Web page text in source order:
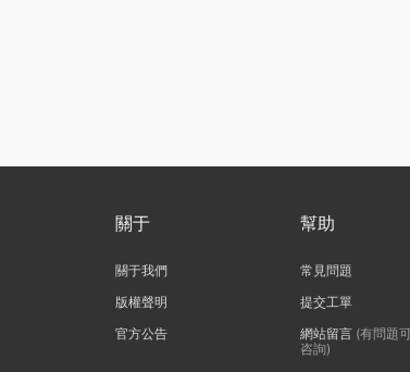
關于
關于我們
版權聲明
官方公告
幫助
常見問題
提交工單
網站留言 (有問題
咨詢)